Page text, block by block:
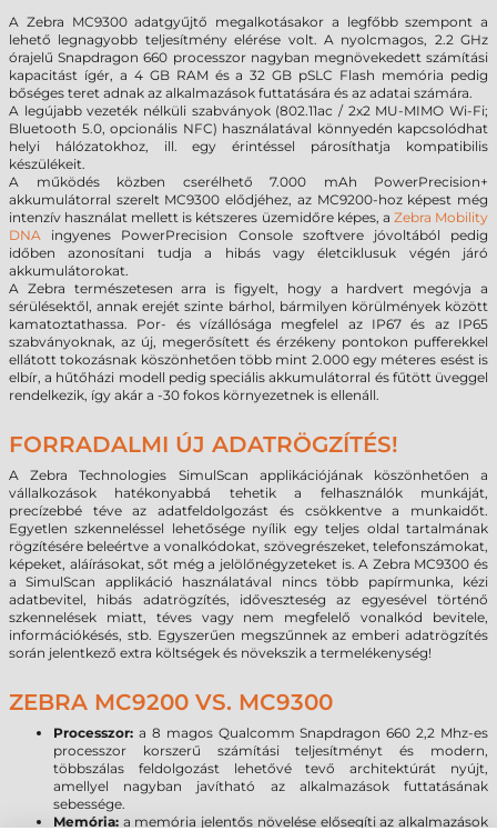
A Zebra MC9300 adatgyűjtő megalkotásakor a legfőbb szempont a
lehető legnagyobb teljesítmény elérése volt. A nyolcmagos, 2.2 GHz
órajelű Snapdragon 660 processzor nagyban megnövekedett számítási
kapacitást ígér, a 4 GB RAM és a 32 GB pSLC Flash memória pedig
bőséges teret adnak az alkalmazások futtatására és az adatai számára.
A legújabb vezeték nélküli szabványok (802.11ac / 2x2 MU-MIMO Wi-Fi;
Bluetooth 5.0, opcionális NFC) használatával könnyedén kapcsolódhat
helyi hálózatokhoz, ill. egy érintéssel párosíthatja kompatibilis
készülékeit.
A működés közben cserélhető 7.000 mAh PowerPrecision+
akkumulátorral szerelt MC9300 elődjéhez, az MC9200-hoz képest még
intenzív használat mellett is kétszeres üzemidőre képes, a Zebra Mobility
DNA ingyenes PowerPrecision Console szoftvere jóvoltából pedig
időben azonosítani tudja a hibás vagy életciklusuk végén járó
akkumulátorokat.
A Zebra természetesen arra is figyelt, hogy a hardvert megóvja a
sérülésektől, annak erejét szinte bárhol, bármilyen körülmények között
kamatoztathassa. Por- és vízállósága megfelel az IP67 és az IP65
szabványoknak, az új, megerősített és érzékeny pontokon pufferekkel
ellátott tokozásnak köszönhetően több mint 2.000 egy méteres esést is
elbír, a hűtőházi modell pedig speciális akkumulátorral és fűtött üveggel
rendelkezik, így akár a -30 fokos környezetnek is ellenáll.
FORRADALMI ÚJ ADATRÖGZÍTÉS!
A Zebra Technologies SimulScan applikációjának köszönhetően a
vállalkozások hatékonyabbá tehetik a felhasználók munkáját,
precízebbé téve az adatfeldolgozást és csökkentve a munkaidőt.
Egyetlen szkenneléssel lehetősége nyílik egy teljes oldal tartalmának
rögzítésére beleértve a vonalkódokat, szövegrészeket, telefonszámokat,
képeket, aláírásokat, sőt még a jelölőnégyzeteket is. A Zebra MC9300 és
a SimulScan applikáció használatával nincs több papírmunka, kézi
adatbevitel, hibás adatrögzítés, időveszteség az egyesével történő
szkennelések miatt, téves vagy nem megfelelő vonalkód bevitele,
információkésés, stb. Egyszerűen megszűnnek az emberi adatrögzítés
során jelentkező extra költségek és növekszik a termelékenység!
ZEBRA MC9200 VS. MC9300
Processzor: a 8 magos Qualcomm Snapdragon 660 2,2 Mhz-es
processzor korszerű számítási teljesítményt és modern,
többszálas feldolgozást lehetővé tevő architektúrát nyújt,
amellyel nagyban javítható az alkalmazások futtatásának
sebessége.
Memória: a memória jelentős növelése elősegíti az alkalmazások